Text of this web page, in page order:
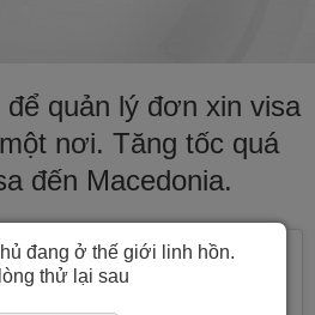
quản lý đơn xin visa
nơi. Tăng tốc quá
đến Macedonia.
đang ở thế giới linh hồn.
thử lại sau